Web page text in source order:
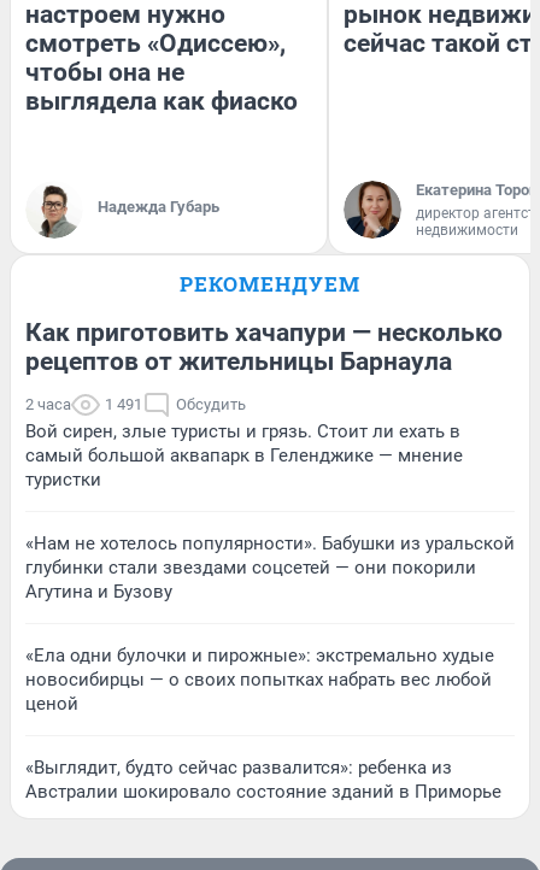
настроем нужно
смотреть «Одиссею»,
чтобы она не
выглядела как фиаско
Надежда Губарь
рынок
сейчас такой
Екатерина
директор
недвижимости
РЕКОМЕНДУЕМ
Как приготовить хачапури — несколько
рецептов от жительницы Барнаула
2 часа 1 491 Обсудить
Вой сирен, злые туристы и грязь. Стоит ли ехать в
самый большой аквапарк в Геленджике — мнение
туристки
«Нам не хотелось популярности». Бабушки из уральской
глубинки стали звездами соцсетей — они покорили
Агутина и Бузову
«Ела одни булочки и пирожные»: экстремально худые
новосибирцы — о своих попытках набрать вес любой
ценой
«Выглядит, будто сейчас развалится»: ребенка из
Австралии шокировало состояние зданий в Приморье